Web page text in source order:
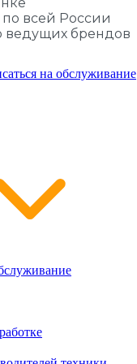
по всей России
брендов
на обслуживание